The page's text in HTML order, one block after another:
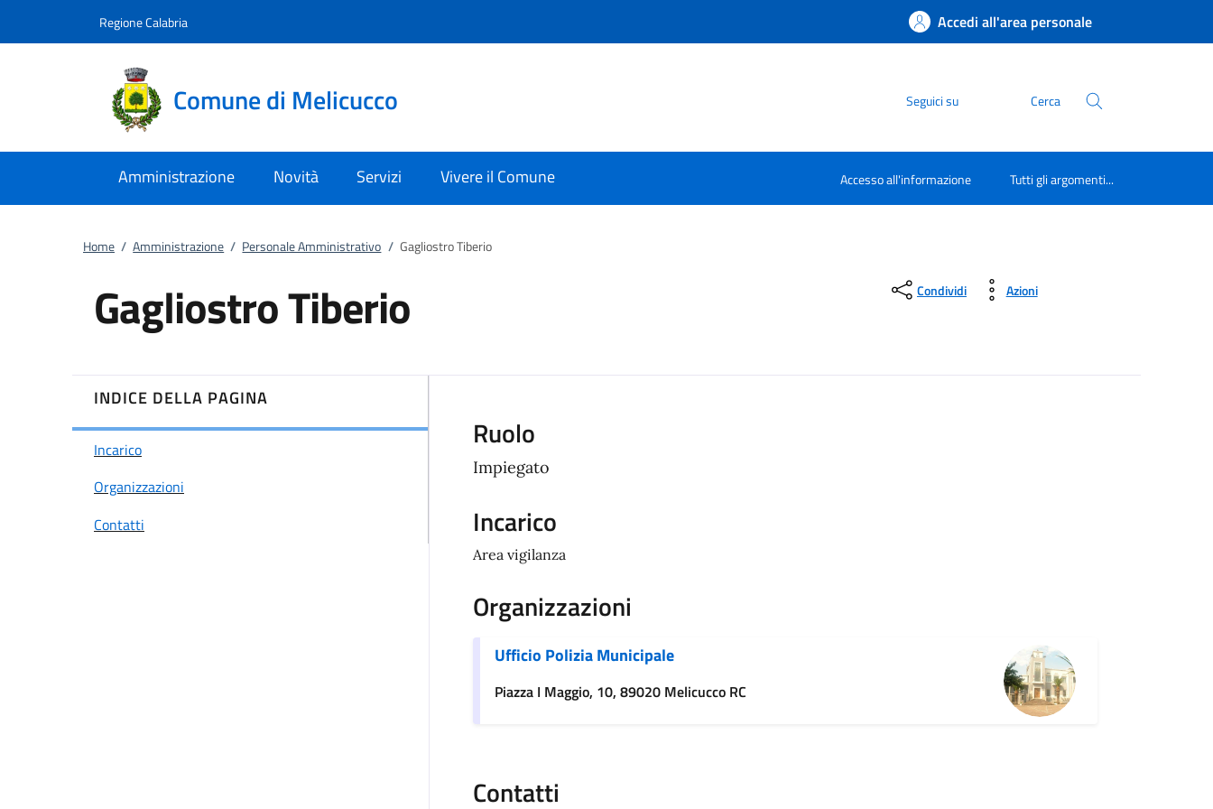
Regione Calabria Accedi all'area personale
Comune di Melicucco Seguici su Cerca
Amministrazione Novità Servizi Vivere il Comune Accesso all'informazione Tutti gli argomenti...
Home / Amministrazione / Personale Amministrativo / Gagliostro Tiberio
Gagliostro Tiberio Condividi Azioni
INDICE DELLA PAGINA
Incarico
Organizzazioni
Contatti
Ruolo
Impiegato
Incarico
Area vigilanza
Organizzazioni
Ufficio Polizia Municipale
Piazza I Maggio, 10, 89020 Melicucco RC
Contatti